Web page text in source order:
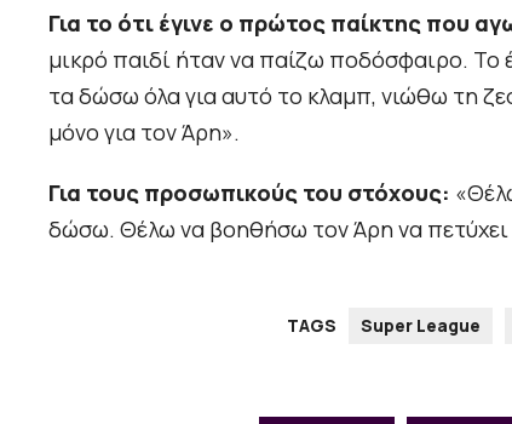
Για το ότι έγινε ο πρώτος παίκτης που
μικρό παιδί ήταν να παίζω ποδόσφαιρο.
τα δώσω όλα για αυτό το κλαμπ, νιώθω τη
μόνο για τον Άρη».
Για τους προσωπικούς του στόχους:
δώσω. Θέλω να βοηθήσω τον Άρη να πετύχει
TAGS Super League